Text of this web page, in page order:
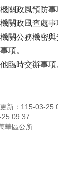
關政風預防事
關政風查處事
關公務機密與
項。
臨時交辦事項
新：115-03-25
09:37
華區公所